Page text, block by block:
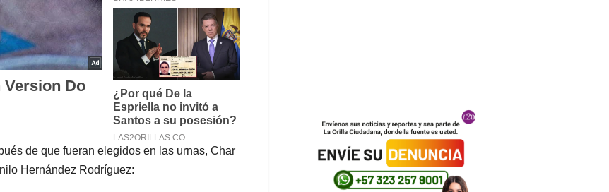
de que fueran elegidos en las urnas, Char
Hernández Rodríguez: